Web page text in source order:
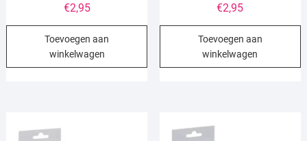
€2,95
Toevoegen aan
winkelwagen
€2,95
Toevoegen aan
winkelwagen